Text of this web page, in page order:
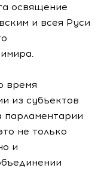
освящение
и всея Руси
время
из субъектов
не только
и